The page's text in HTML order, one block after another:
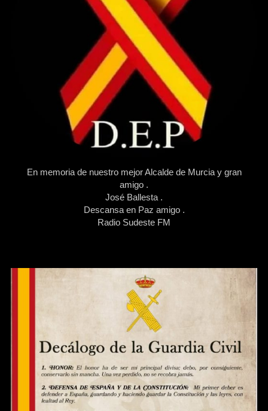
En memoria de nuestro mejor Alcalde de Murcia y gran
amigo .
José Ballesta .
Descansa en Paz amigo .
Radio Sudeste FM